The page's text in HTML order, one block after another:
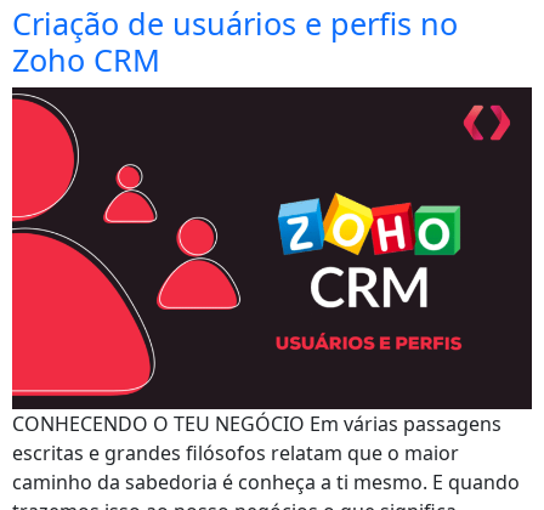
Criação de usuários e perfis no
Zoho CRM
CONHECENDO O TEU NEGÓCIO Em várias passagens
escritas e grandes filósofos relatam que o maior
caminho da sabedoria é conheça a ti mesmo. E quando